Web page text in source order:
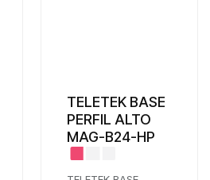
TELETEK BASE
PERFIL ALTO
MAG-B24-HP